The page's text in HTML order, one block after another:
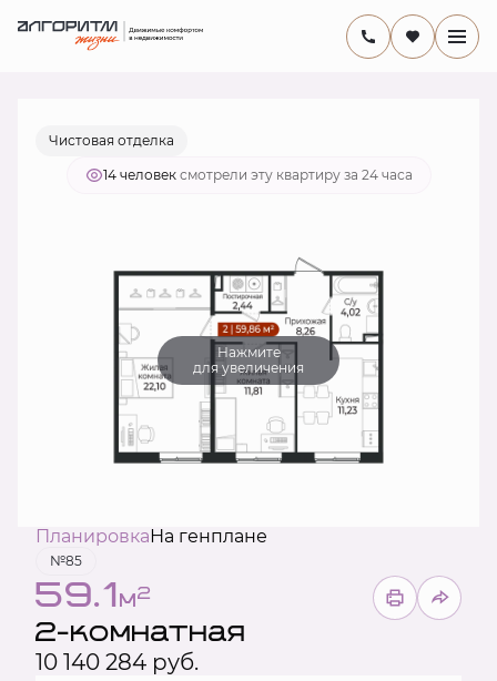
2-комнатная
10 140 284 руб.
от 33 724 руб./мес.
Чистовая отделка
14 человек смотрели эту квартиру за 24 часа
Нажмите
для увеличения
ПланировкаНа генплане
№85
59.1 м2
2-комнатная
10 140 284 руб.